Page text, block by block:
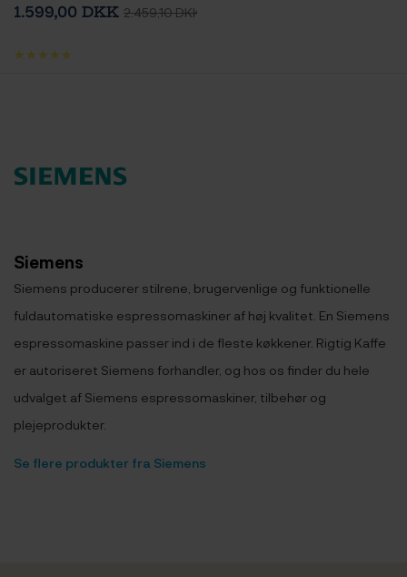
1.599,00 DKK 2.459,10 DKK
Siemens
Siemens producerer stilrene, brugervenlige og funktionelle
fuldautomatiske espressomaskiner af høj kvalitet. En Siemens
espressomaskine passer ind i de fleste køkkener. Rigtig Kaffe
er autoriseret Siemens forhandler, og hos os finder du hele
udvalget af Siemens espressomaskiner, tilbehør og
plejeprodukter.
Se flere produkter fra Siemens